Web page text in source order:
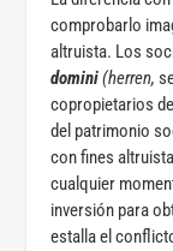
comprobarlo
altruista. Los
domini(herren,
copropietarios
del patrimonio
con fines
cualquier
inversión para
estalla el